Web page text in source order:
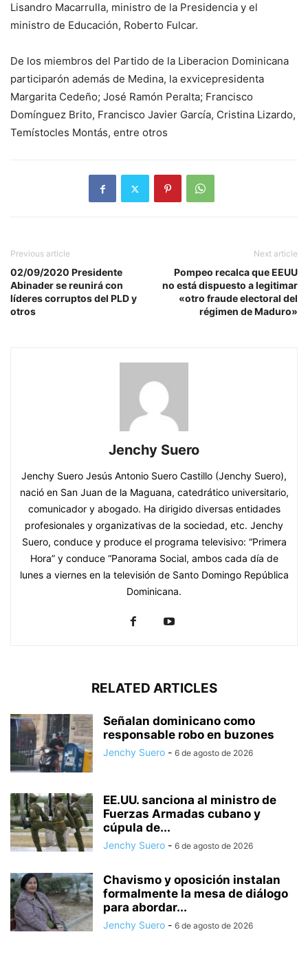
Lisandro Macarrulla, ministro de la Presidencia y el
ministro de Educación, Roberto Fulcar.
De los miembros del Partido de la Liberacion Dominicana
participarón además de Medina, la exvicepresidenta
Margarita Cedeño; José Ramón Peralta; Francisco
Domínguez Brito, Francisco Javier García, Cristina Lizardo,
Temístocles Montás, entre otros
Previous article
02/09/2020 Presidente
Abinader se reunirá con
líderes corruptos del PLD y
otros
Next article
Pompeo recalca que EEUU
no está dispuesto a legitimar
«otro fraude electoral del
régimen de Maduro»
Jenchy Suero
Jenchy Suero Jesús Antonio Suero Castillo (Jenchy Suero),
nació en San Juan de la Maguana, catedrático universitario,
comunicador y abogado. Ha dirigido diversas entidades
profesionales y organizativas de la sociedad, etc. Jenchy
Suero, conduce y produce el programa televisivo: “Primera
Hora” y conduce “Panorama Social, ambos cada día de
lunes a viernes en la televisión de Santo Domingo República
Dominicana.
RELATED ARTICLES
Señalan dominicano como
responsable robo en buzones
Jenchy Suero - 6 de agosto de 2026
EE.UU. sanciona al ministro de
Fuerzas Armadas cubano y
cúpula de...
Jenchy Suero - 6 de agosto de 2026
Chavismo y oposición instalan
formalmente la mesa de diálogo
para abordar...
Jenchy Suero - 6 de agosto de 2026